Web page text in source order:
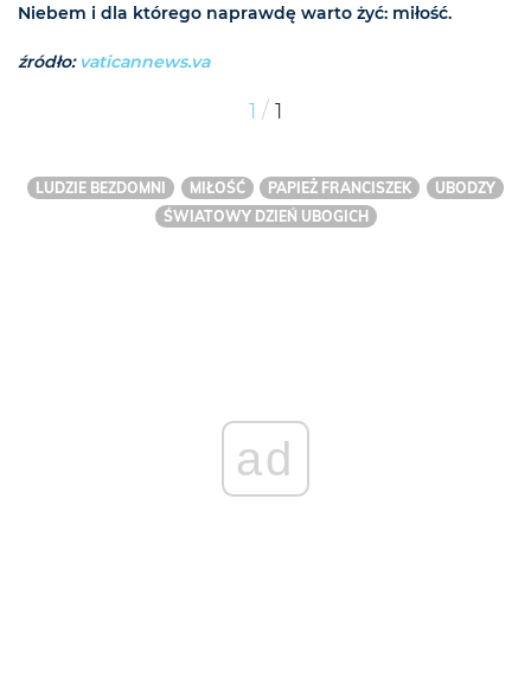
Niebem i dla którego naprawdę warto żyć: miłość.
źródło: vaticannews.va
1 / 1
LUDZIE BEZDOMNI MIŁOŚĆ PAPIEŻ FRANCISZEK
UBODZY
ŚWIATOWY DZIEŃ UBOGICH
ad